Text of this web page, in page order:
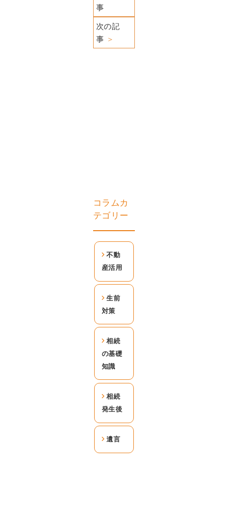
事
次の記
事 ＞
コラムカ
テゴリー
不動
産活用
生前
対策
相続
の基礎
知識
相続
発生後
遺言